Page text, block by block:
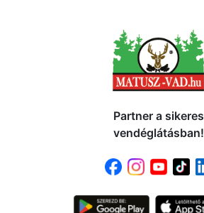
Partner a sikeres
vendéglátásban!